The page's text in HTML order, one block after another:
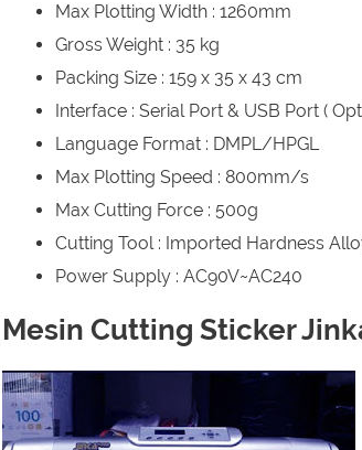
Max Plotting Width : 1260mm
Gross Weight : 35 kg
Packing Size : 159 x 35 x 43 cm
Interface : Serial Port & USB Port (
Language Format : DMPL/HPGL
Max Plotting Speed : 800mm/s
Max Cutting Force : 500g
Cutting Tool : Imported Hardness
Power Supply : AC90V~AC240
Mesin Cutting Sticker